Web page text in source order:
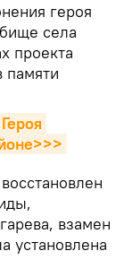
героя
села
проекта
памяти
взамен
установлена